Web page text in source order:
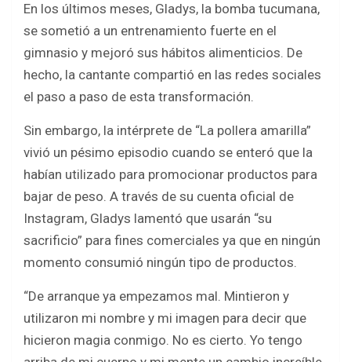
ce
b
o
o
tt
er
at
s
A
p
p
ar
e
En los últimos meses, Gladys, la bomba tucumana,
se sometió a un entrenamiento fuerte en el
gimnasio y mejoró sus hábitos alimenticios. De
hecho, la cantante compartió en las redes sociales
el paso a paso de esta transformación.
Sin embargo, la intérprete de “La pollera amarilla”
vivió un pésimo episodio cuando se enteró que la
habían utilizado para promocionar productos para
bajar de peso. A través de su cuenta oficial de
Instagram, Gladys lamentó que usarán “su
sacrificio” para fines comerciales ya que en ningún
momento consumió ningún tipo de productos.
“De arranque ya empezamos mal. Mintieron y
utilizaron mi nombre y mi imagen para decir que
hicieron magia conmigo. No es cierto. Yo tengo